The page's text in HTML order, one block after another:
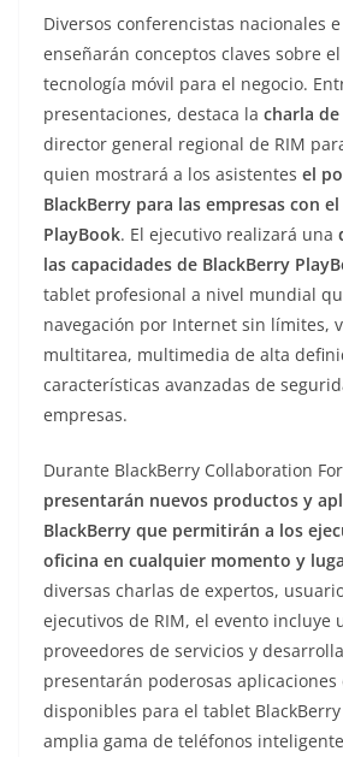
Diversos conferencistas nacionales
enseñarán conceptos claves sobre
tecnología móvil para el negocio.
presentaciones, destaca la charla de
director general regional de RIM
quien mostrará a los asistentes el
BlackBerry para las empresas con
PlayBook. El ejecutivo realizará una
las capacidades de BlackBerry
tablet profesional a nivel mundial
navegación por Internet sin límites,
multitarea, multimedia de alta
características avanzadas de
empresas.
Durante BlackBerry Collaboration
presentarán nuevos productos y
BlackBerry que permitirán a los
oficina en cualquier momento y
diversas charlas de expertos,
ejecutivos de RIM, el evento incluye
proveedores de servicios y
presentarán poderosas
disponibles para el tablet BlackBerry
amplia gama de teléfonos